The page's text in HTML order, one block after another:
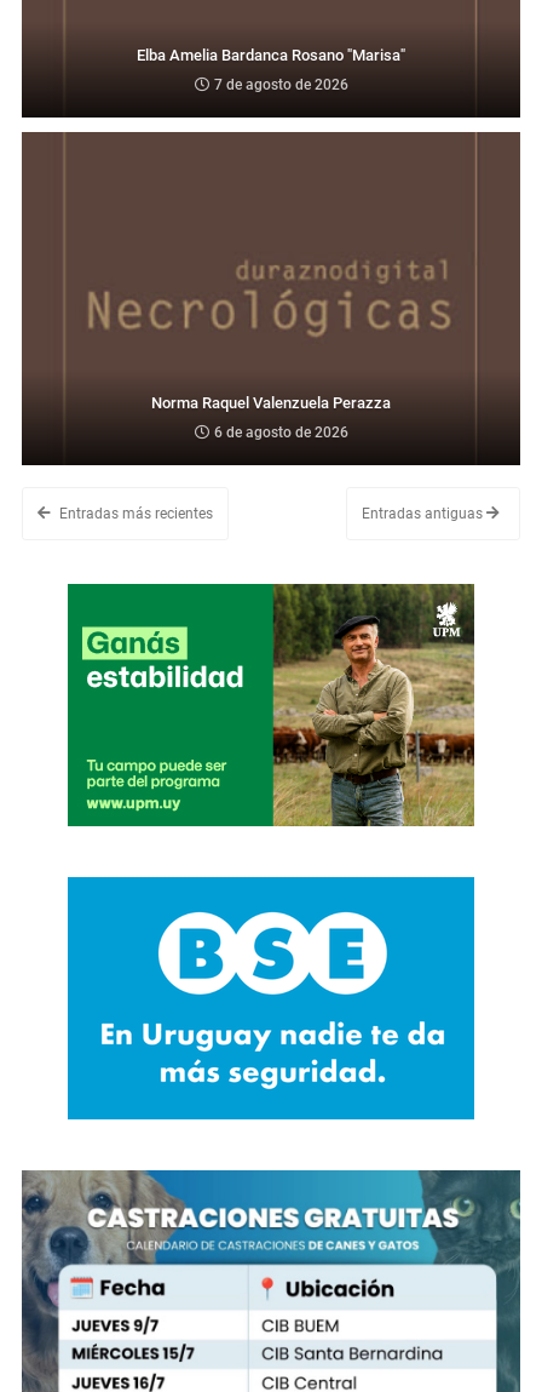
Elba Amelia Bardanca Rosano "Marisa"
7 de agosto de 2026
Norma Raquel Valenzuela Perazza
6 de agosto de 2026
Entradas más recientes Entradas antiguas